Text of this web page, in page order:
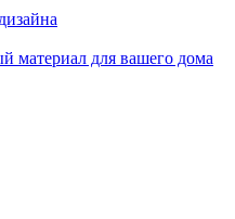
материал для вашего дома